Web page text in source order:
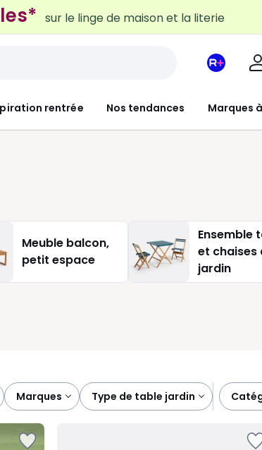
sur le linge de maison et la literie
rentrée Nos tendances Marques
Mon
Redoute
Meuble balcon,
petit espace
Ensemble
et chaises
jardin
marques type de table jardin